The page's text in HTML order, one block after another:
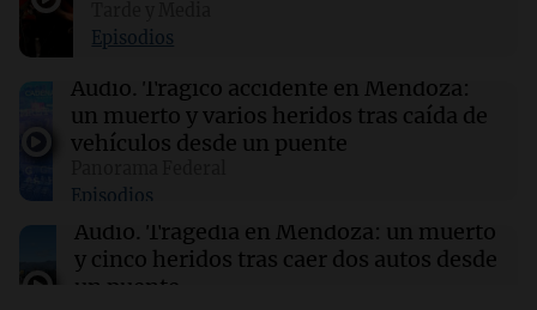
14:23 Una mañana para todos
Voluntarios limpiaron 9.000 metros del río
Suquía y retiraron hasta 800 kilos de basura
por jornada
Matías Pourrain sigue detenido: "Tres
hombres se lo llevaron para hacerle preguntas
y nunca regresó"
Episodios
Audio. Trágico accidente en Mendoza:
un muerto y varios heridos tras caída de
vehículos desde un puente
Episodios
Audio. Tragedia en Mendoza: un muerto
y cinco heridos tras caer dos autos desde
un puente